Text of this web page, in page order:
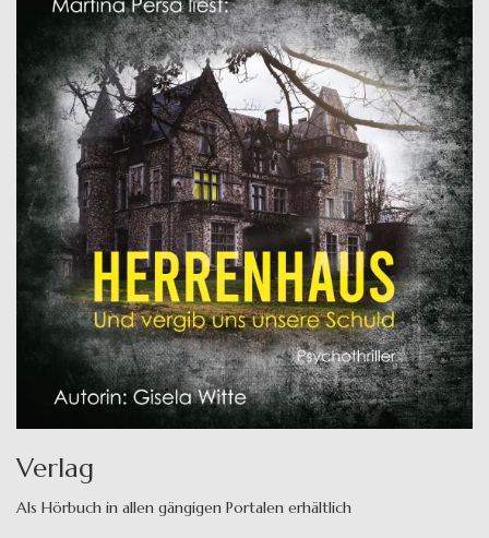
Reiter
Verlag
Als Hörbuch in allen gängigen Portalen erhältlich